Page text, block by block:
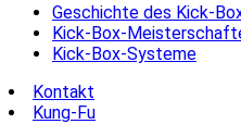
Geschichte des Kick-
Kick-Box-
Kick-Box-Systeme
Kontakt
Kung-Fu